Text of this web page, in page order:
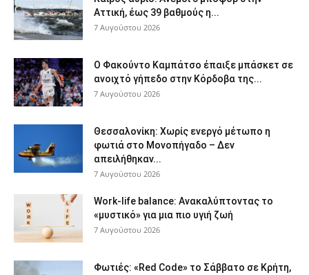
Αττική, έως 39 βαθμούς η...
7 Αυγούστου 2026
Ο Φακούντο Καμπάτσο έπαιξε μπάσκετ σε
ανοιχτό γήπεδο στην Κόρδοβα της...
7 Αυγούστου 2026
Θεσσαλονίκη: Χωρίς ενεργό μέτωπο η
φωτιά στο Μονοπήγαδο – Δεν
απειλήθηκαν...
7 Αυγούστου 2026
Work-life balance: Ανακαλύπτοντας το
«μυστικό» για μια πιο υγιή ζωή
7 Αυγούστου 2026
Φωτιές: «Red Code» το Σάββατο σε Κρήτη,